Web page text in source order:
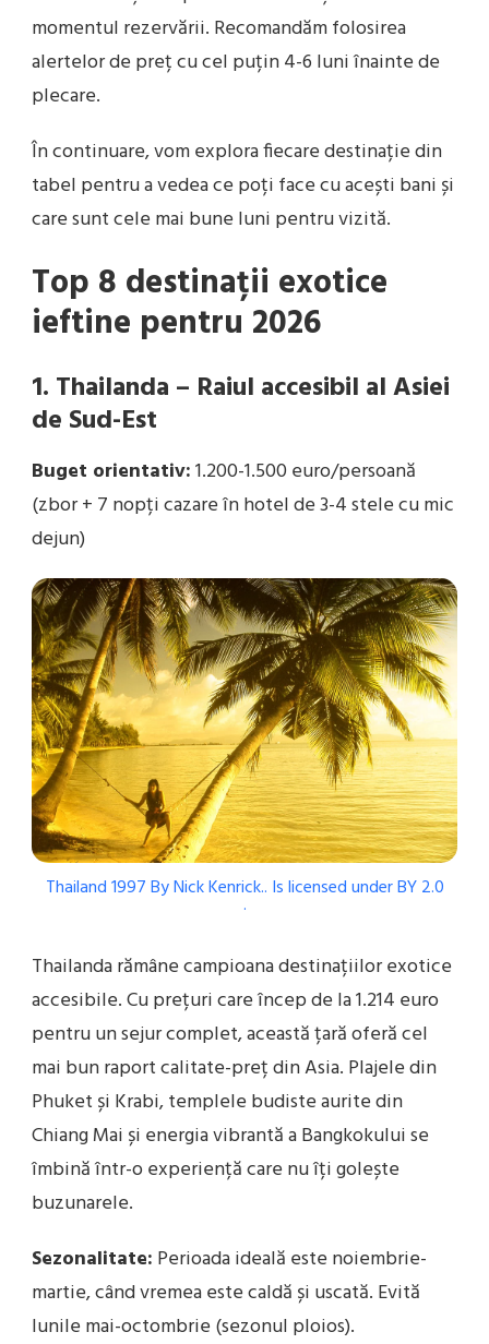
momentul rezervării. Recomandăm folosirea
alertelor de preț cu cel puțin 4-6 luni înainte de
plecare.
În continuare, vom explora fiecare destinație din
tabel pentru a vedea ce poți face cu acești bani și
care sunt cele mai bune luni pentru vizită.
Top 8 destinații exotice
ieftine pentru 2026
1. Thailanda – Raiul accesibil al Asiei
de Sud-Est
Buget orientativ:1.200-1.500 euro/persoană
(zbor + 7 nopți cazare în hotel de 3-4 stele cu mic
dejun)
Thailand 1997ByNick Kenrick.. Is licensed underBY 2.0
.
Thailanda rămâne campioana destinațiilor exotice
accesibile. Cu prețuri care încep de la 1.214 euro
pentru un sejur complet, această țară oferă cel
mai bun raport calitate-preț din Asia. Plajele din
Phuket și Krabi, templele budiste aurite din
Chiang Mai și energia vibrantă a Bangkokului se
îmbină într-o experiență care nu îți golește
buzunarele.
Sezonalitate: Perioada ideală este noiembrie-
martie, când vremea este caldă și uscată. Evită
lunile mai-octombrie (sezonul ploios).